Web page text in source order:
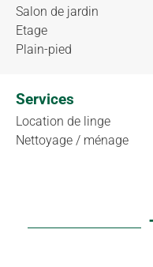
Salon de jardin
Etage
Plain-pied
Services
Location de linge
Nettoyage / ménage